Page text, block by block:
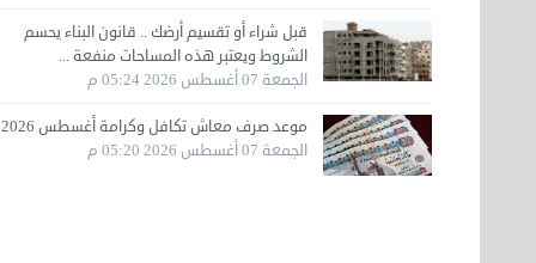
نقل عفش مؤسسة تربات 65007374 داخل الكويت
فك ...
قبل شراء أو تقسيم أرضك .. قانون البناء يحسم
الشروط ويعتبر هذه المساحات منفعة ...
الجمعة 07 أغسطس 2026 05:24 م
موعد صرف معاش تكافل وكرامة أغسطس 2026
الجمعة 07 أغسطس 2026 05:20 م